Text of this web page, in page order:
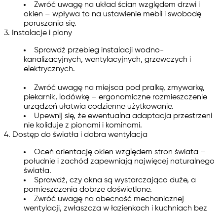
Zwróć uwagę na układ ścian względem drzwi i
okien – wpływa to na ustawienie mebli i swobodę
poruszania się.
3. Instalacje i piony
Sprawdź przebieg instalacji wodno-
kanalizacyjnych, wentylacyjnych, grzewczych i
elektrycznych.
Zwróć uwagę na miejsca pod pralkę, zmywarkę,
piekarnik, lodówkę – ergonomiczne rozmieszczenie
urządzeń ułatwia codzienne użytkowanie.
Upewnij się, że ewentualna adaptacja przestrzeni
nie koliduje z pionami i kominami.
4. Dostęp do światła i dobra wentylacja
Oceń orientację okien względem stron świata –
południe i zachód zapewniają najwięcej naturalnego
światła.
Sprawdź, czy okna są wystarczająco duże, a
pomieszczenia dobrze doświetlone.
Zwróć uwagę na obecność mechanicznej
wentylacji, zwłaszcza w łazienkach i kuchniach bez